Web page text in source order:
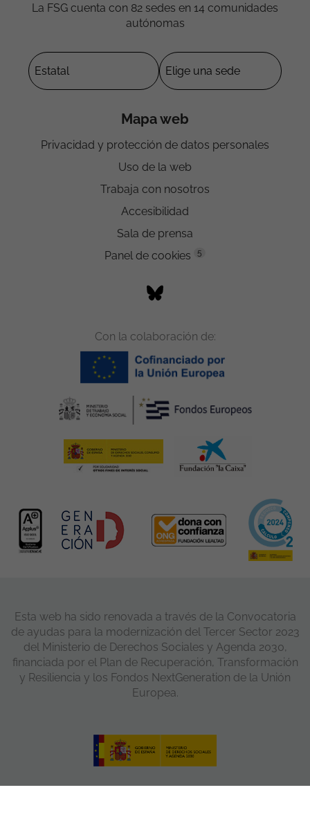
La FSG cuenta con 82 sedes en 14 comunidades
autónomas
Mapa web
Privacidad y protección de datos personales
Uso de la web
Trabaja con nosotros
Accesibilidad
Sala de prensa
Panel de cookies
5
Con la colaboración de:
Esta web ha sido renovada a través de la Convocatoria
de ayudas para la modernización del Tercer Sector 2023
del Ministerio de Derechos Sociales y Agenda 2030,
financiada por el Plan de Recuperación, Transformación
y Resiliencia y los Fondos NextGeneration de la Unión
Europea.